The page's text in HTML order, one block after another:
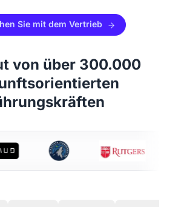
Sie mit dem Vertrieb
von über 300.000